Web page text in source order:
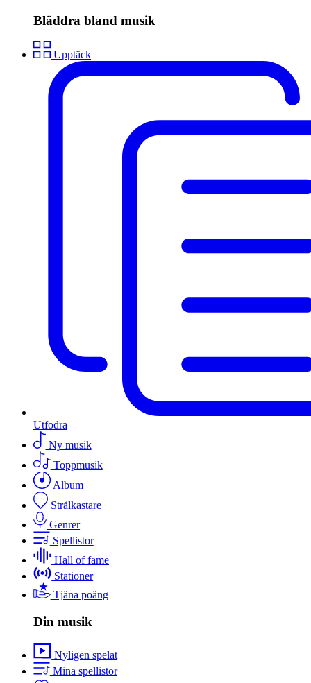
Bläddra bland musik
Upptäck
Utfodra
Ny musik
Toppmusik
Album
Strålkastare
Genrer
Spellistor
Hall of fame
Stationer
Tjäna poäng
Din musik
Nyligen spelat
Mina spellistor